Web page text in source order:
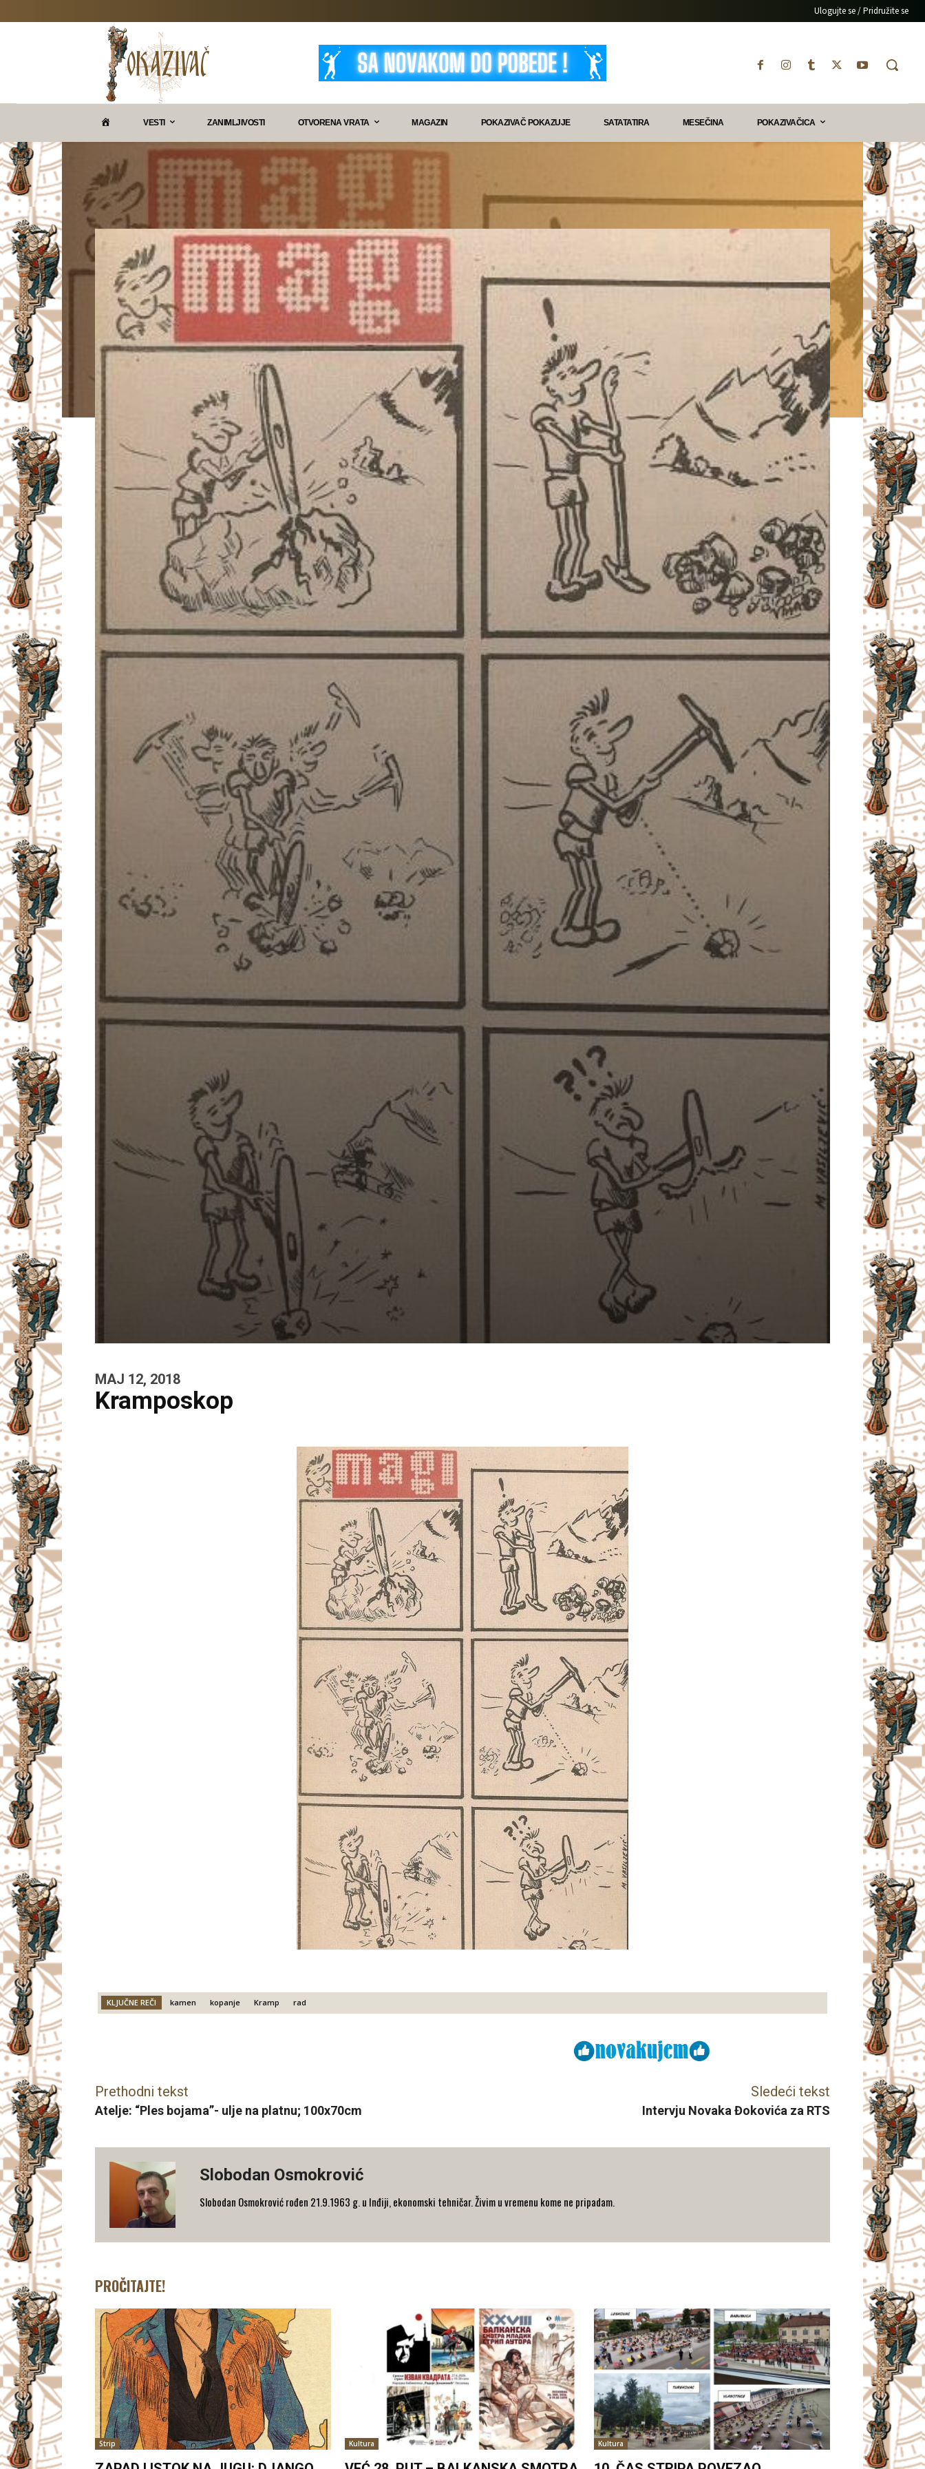
Ulogujte se / Pridružite se
K
V
VESTI ZANIMLJIVOSTI OTVORENA VRATA MAGAZIN POKAZIVAČ POKAZUJE SATATATIRA MESEČINA POKAZIVAČICA
MAJ 12, 2018
Kramposkop
KLJUČNE REČI kamen kopanje Kramp rad
Prethodni tekst
Atelje: “Ples bojama”- ulje na platnu; 100x70cm
Sledeći tekst
Intervju Novaka Đokovića za RTS
Slobodan Osmokrović
Slobodan Osmokrović rođen 21.9.1963 g. u Inđiji, ekonomski tehničar. Živim u vremenu kome ne pripadam.
PROČITAJTE!
Strip Kultura Kultura